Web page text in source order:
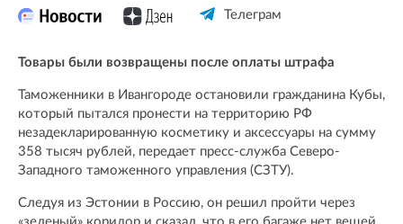
Телеграм
Товары были возвращены после оплаты штрафа
Таможенники в Ивангороде остановили гражданина Кубы,
который пытался пронести на территорию РФ
незадекларированную косметику и аксессуары на сумму
358 тысяч рублей, передает пресс-служба Северо-
Западного таможенного управления (СЗТУ).
Следуя из Эстонии в Россию, он решил пройти через